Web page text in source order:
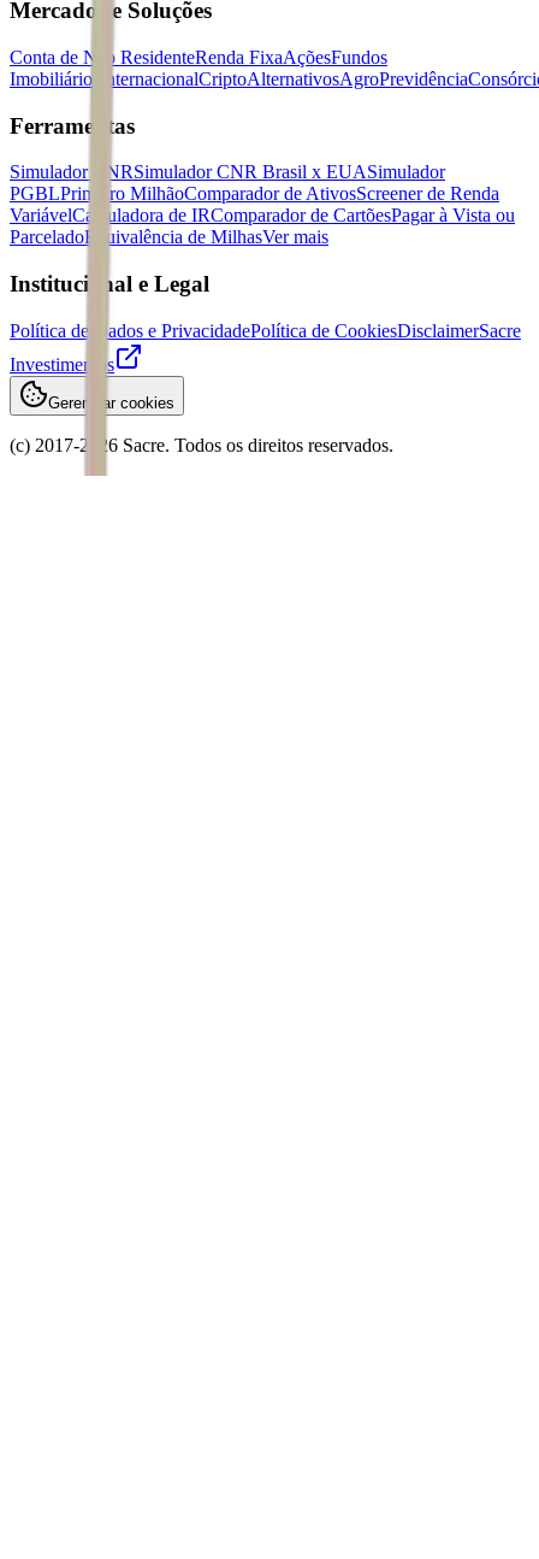
Mercados e Soluções
Conta de Não ResidenteRenda FixaAçõesFundos
Imobiliários
InternacionalCriptoAlternativosAgroPrevidência
Ferramentas
Simulador CNRSimulador CNR Brasil x EUASimulador
PGBLPrimeiro MilhãoComparador de AtivosScreener de Renda
VariávelCalculadora de IRComparador de CartõesPagar à Vista ou
ParceladoEquivalência de MilhasVer mais
Institucional e Legal
Política de Dados e PrivacidadePolítica de CookiesDisclaimerSacre
Investimentos
Gerenciar cookies
(c) 2017-2026 Sacre. Todos os direitos reservados.